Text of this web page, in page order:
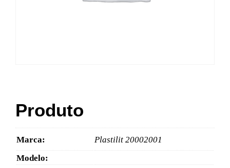
Produto
Marca:
Plastilit 20002001
Modelo: